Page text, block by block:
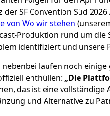
der SF Convention Süd
von Wo wir stehen
Produktion rund um die
identifiziert und unsere
nebenbei laufen noch
enthüllen: „Die
das ist eine vollständige
und Alternative zu